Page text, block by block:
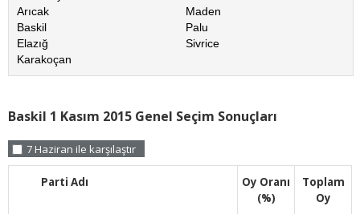
Arıcak
Baskil
Elazığ
Karakoçan
Maden
Palu
Sivrice
Baskil 1 Kasım 2015 Genel Seçim Sonuçları
7 Haziran ile karşılaştır
Parti Adı
Oy Oranı
(%)
Toplam
Oy